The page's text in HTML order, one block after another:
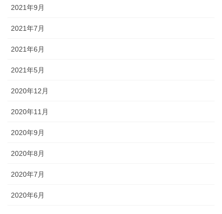
2021年9月
2021年7月
2021年6月
2021年5月
2020年12月
2020年11月
2020年9月
2020年8月
2020年7月
2020年6月